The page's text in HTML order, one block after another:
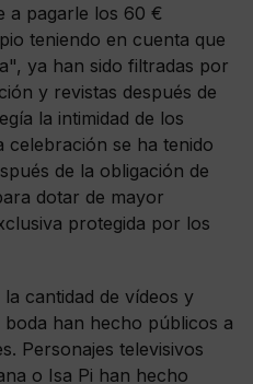
a pagarle los 60 €
teniendo en cuenta que
ya han sido filtradas por
y revistas después de
la intimidad de los
celebración se ha tenido
de la obligación de
dotar de mayor
protegida por los
cantidad de vídeos y
han hecho públicos a
Personajes televisivos
o Isa Pi han hecho